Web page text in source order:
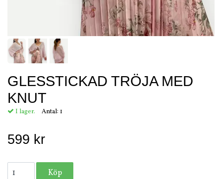
GLESSTICKAD TRÖJA MED
KNUT
I lager. Antal: 1
599 kr